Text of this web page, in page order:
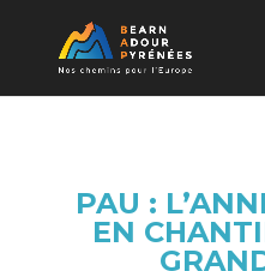
PAU :
EN